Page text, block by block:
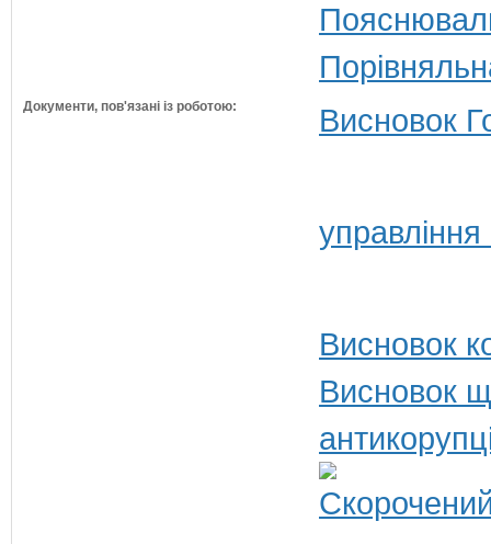
Документи, пов'язані із роботою: Висновок
Висновок
Висновок